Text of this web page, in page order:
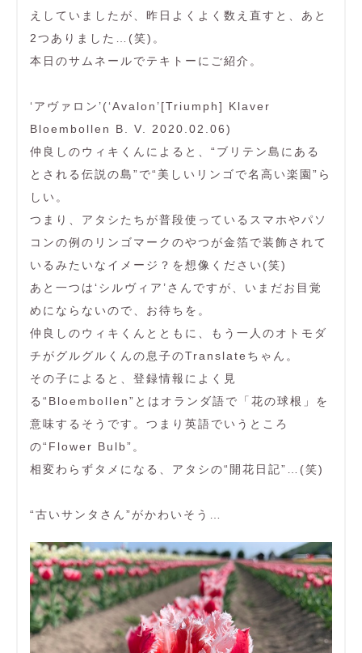
えしていましたが、昨日よくよく数え直すと、あと
2つありました…(笑)。
本日のサムネールでテキトーにご紹介。
‘アヴァロン’(‘Avalon’[Triumph] Klaver
Bloembollen B. V. 2020.02.06)
仲良しのウィキくんによると、“ブリテン島にある
とされる伝説の島”で“美しいリンゴで名高い楽園”ら
しい。
つまり、アタシたちが普段使っているスマホやパソ
コンの例のリンゴマークのやつが金箔で装飾されて
いるみたいなイメージ？を想像ください(笑)
あと一つは‘シルヴィア’さんですが、いまだお目覚
めにならないので、お待ちを。
仲良しのウィキくんとともに、もう一人のオトモダ
チがグルグルくんの息子のTranslateちゃん。
その子によると、登録情報によく見
る“Bloembollen”とはオランダ語で「花の球根」を
意味するそうです。つまり英語でいうところ
の“Flower Bulb”。
相変わらずタメになる、アタシの“開花日記”…(笑)
“古いサンタさん”がかわいそう…